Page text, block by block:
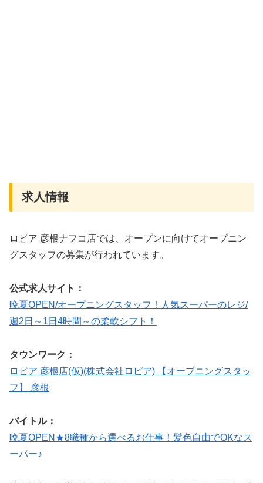
求人情報
ロピア 彦根ナフコ店では、オープンに向けてオープニン
グスタッフの募集が行われています。
公式求人サイト：
晩夏OPEN/オープニングスタッフ！人気スーパーのレジ/
週2日～1日4時間～の柔軟シフト！
タウンワーク：
ロピア 彦根店(仮)(株式会社ロピア) 【オープニングスタッ
フ】 彦根
バイトル：
晩夏OPEN★8職種から選べるお仕事！髪色自由でOKなス
ーパー♪